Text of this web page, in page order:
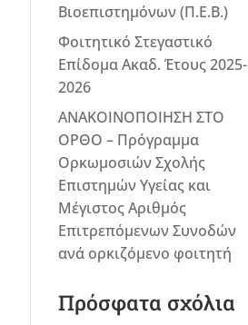
Βιοεπιστημόνων (Π.Ε.Β.)
Φοιτητικό Στεγαστικό
Επίδομα Ακαδ. Έτους 2025-
2026
ΑΝΑΚΟΙΝΟΠΟΙΗΣΗ ΣΤΟ
ΟΡΘΟ – Πρόγραμμα
Ορκωμοσιών Σχολής
Επιστημών Υγείας και
Μέγιστος Αριθμός
Επιτρεπόμενων Συνοδών
ανά ορκιζόμενο φοιτητή
Πρόσφατα σχόλια